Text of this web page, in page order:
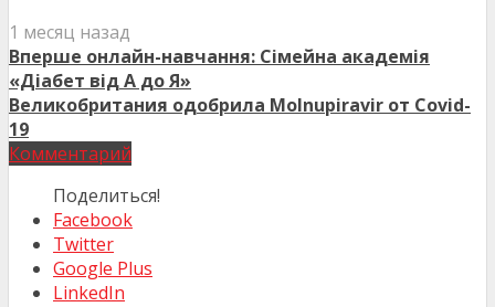
1 месяц назад
Вперше онлайн-навчання: Сімейна академія
«Діабет від А до Я»
Великобритания одобрила Molnupiravir от Covid-
19
Комментарий
Поделиться!
Facebook
Twitter
Google Plus
LinkedIn